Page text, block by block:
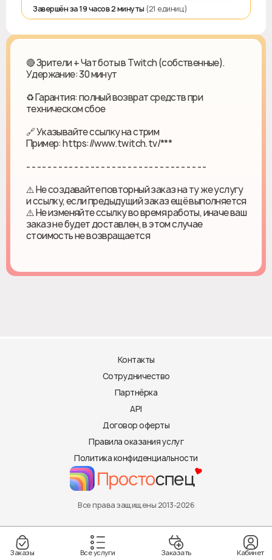
Заказы Все услуги Заказать Кабинет
Завершён за 19 часов 2 минуты (21 единиц)
🔴 Зрители + Чат боты в Twitch (собственные).
Удержание: 30 минут
♻ Гарантия: полный возврат средств при
техническом сбое
🔗 Указывайте ссылку на стрим
Пример: https://www.twitch.tv/***
- - - - - - - - - - - - - - - - - - - - - - - - - - - - - - - - - -
⚠️ Не создавайте повторный заказ на ту же услугу
и ссылку, если предыдущий заказ ещё выполняется
⚠️ Не изменяйте ссылку во время работы, иначе ваш
заказ не будет доставлен, в этом случае
стоимость не возвращается
Контакты
Сотрудничество
Партнёрка
API
Договор оферты
Правила оказания услуг
Политика конфиденциальности
Все права защищены 2013-2026